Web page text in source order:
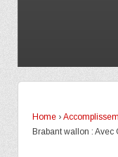
Home ›
Brabant wallon :